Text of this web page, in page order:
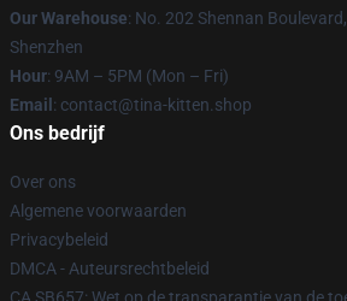
Our Warehouse: No. 202 Shennan
Shenzhen
Hour: 9AM – 5PM (Mon – Fri)
Email : contact@tina-kitten.shop
Ons bedrijf
Over ons
Algemene voorwaarden
Privacybeleid
DMCA - Auteursrechtbeleid